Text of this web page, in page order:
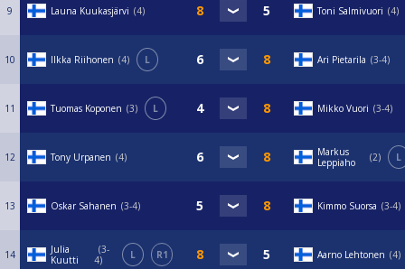
9 Launa Kuukasjärvi 4 Toni Salmivuori 4
10 Ilkka Riihonen 4 L Ari Pietarila 3-4
11 Tuomas Koponen 3 L Mikko Vuori 3-4
12 Tony Urpanen 4
Markus
Leppiaho
2 L
13 Oskar Sahanen 3-4 Kimmo Suorsa 3-4
14
Julia
Kuutti
3-
4
L R1 Aarno Lehtonen 4